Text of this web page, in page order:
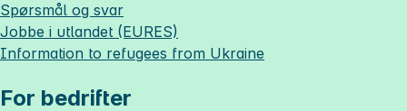
Spørsmål og svar
Jobbe i utlandet (EURES)
Information to refugees from Ukraine
For bedrifter